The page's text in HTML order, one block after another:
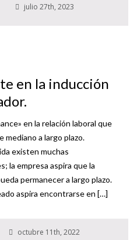
julio 27th, 2023
en la inducción
en la relación laboral que
mediano a largo plazo.
existen muchas
la empresa aspira que la
permanecer a largo plazo.
aspira encontrarse en […]
octubre 11th, 2022